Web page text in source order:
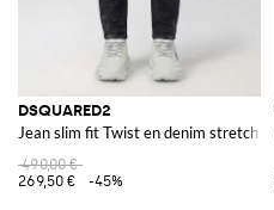
DSQUARED2
Jean slim fit Twist en denim stretch
490,00 €
269,50 €
-45%